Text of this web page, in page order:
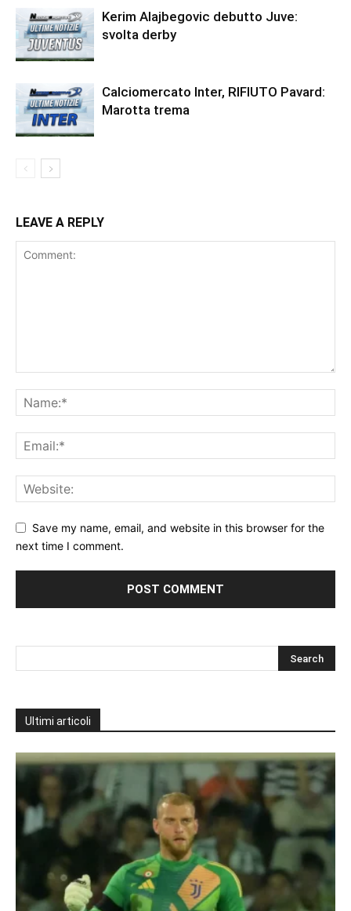
Kerim Alajbegovic debutto Juve:
svolta derby
Calciomercato Inter, RIFIUTO Pavard:
Marotta trema
LEAVE A REPLY
Save my name, email, and website in this browser for the
next time I comment.
Ultimi articoli